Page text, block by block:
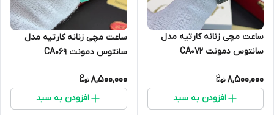
ساعت مچی زنانه کارتیه مدل
سانتوس دمونت CA0۷۲
8,500,000
افزودن به سبد
ساعت مچی زنانه کارتیه مدل
سانتوس دمونت CA۰۶۹
8,500,000
افزودن به سبد